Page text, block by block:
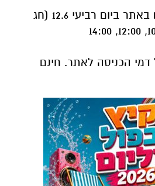
מתי: סיורים מודרכים באתר ביום רביעי 12.6 (חג
הכניסה לאתר. חינם